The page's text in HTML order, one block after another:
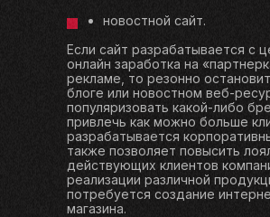
новостной сайт.
Если сайт разрабатывается с
онлайн заработка на
рекламе, то резонно
блоге или новостном веб-
популяризовать какой-либо
привлечь как можно больше
разрабатывается
также позволяет повысить
действующих клиентов
реализации различной
потребуется создание
магазина.